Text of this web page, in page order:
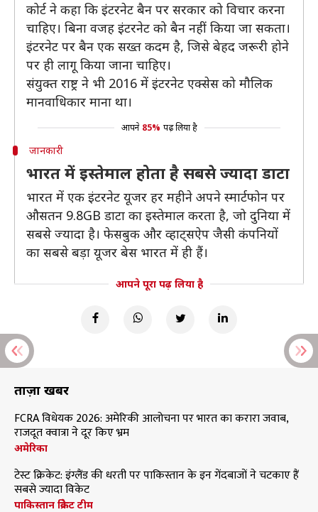
कोर्ट ने कहा कि इंटरनेट बैन पर सरकार को विचार करना
चाहिए। बिना वजह इंटरनेट को बैन नहीं किया जा सकता।
इंटरनेट पर बैन एक सख्त कदम है, जिसे बेहद जरूरी होने
पर ही लागू किया जाना चाहिए।
संयुक्त राष्ट्र ने भी 2016 में इंटरनेट एक्सेस को मौलिक
मानवाधिकार माना था।
आपने 85% पढ़ लिया है
जानकारी
भारत में इस्तेमाल होता है सबसे ज्यादा डाटा
भारत में एक इंटरनेट यूजर हर महीने अपने स्मार्टफोन पर
औसतन 9.8GB डाटा का इस्तेमाल करता है, जो दुनिया में
सबसे ज्यादा है। फेसबुक और व्हाट्सऐप जैसी कंपनियों
का सबसे बड़ा यूजर बेस भारत में ही हैं।
आपने पूरा पढ़ लिया है
ताज़ा खबरें
FCRA विधेयक 2026: अमेरिकी आलोचना पर भारत का करारा जवाब,
राजदूत क्वात्रा ने दूर किए भ्रम
अमेरिका
टेस्ट क्रिकेट: इंग्लैंड की धरती पर पाकिस्तान के इन गेंदबाजों ने चटकाए हैं
सबसे ज्यादा विकेट
पाकिस्तान क्रिकेट टीम